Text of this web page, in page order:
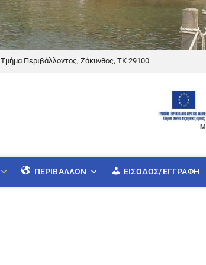
Τμήμα Περιβάλλοντος, Ζάκυνθος, ΤΚ 29100
ΠΕΡΙΒΆΛΛΟΝ ΕΊΣΟΔΟΣ/ΕΓΓΡΑΦΉ